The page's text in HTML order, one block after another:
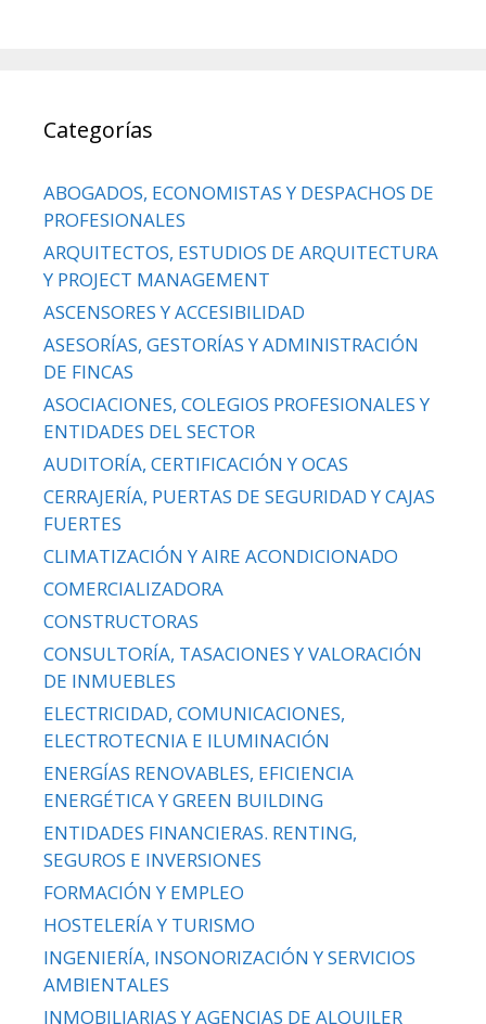
Categorías
ABOGADOS, ECONOMISTAS Y DESPACHOS DE
PROFESIONALES
ARQUITECTOS, ESTUDIOS DE ARQUITECTURA
Y PROJECT MANAGEMENT
ASCENSORES Y ACCESIBILIDAD
ASESORÍAS, GESTORÍAS Y ADMINISTRACIÓN
DE FINCAS
ASOCIACIONES, COLEGIOS PROFESIONALES Y
ENTIDADES DEL SECTOR
AUDITORÍA, CERTIFICACIÓN Y OCAS
CERRAJERÍA, PUERTAS DE SEGURIDAD Y CAJAS
FUERTES
CLIMATIZACIÓN Y AIRE ACONDICIONADO
COMERCIALIZADORA
CONSTRUCTORAS
CONSULTORÍA, TASACIONES Y VALORACIÓN
DE INMUEBLES
ELECTRICIDAD, COMUNICACIONES,
ELECTROTECNIA E ILUMINACIÓN
ENERGÍAS RENOVABLES, EFICIENCIA
ENERGÉTICA Y GREEN BUILDING
ENTIDADES FINANCIERAS. RENTING,
SEGUROS E INVERSIONES
FORMACIÓN Y EMPLEO
HOSTELERÍA Y TURISMO
INGENIERÍA, INSONORIZACIÓN Y SERVICIOS
AMBIENTALES
INMOBILIARIAS Y AGENCIAS DE ALQUILER